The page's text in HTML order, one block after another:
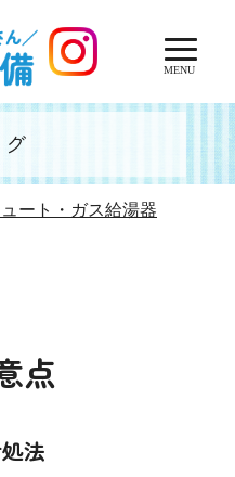
MENU
ート・ガス給湯器
点
法